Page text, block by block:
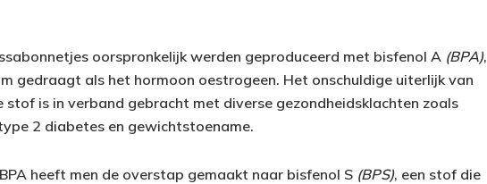
oorspronkelijk werden geproduceerd met bisfenol A (BPA),
gedraagt als het hormoon oestrogeen. Het onschuldige uiterlijk van
stof is in verband gebracht met diverse gezondheidsklachten zoals
2 diabetes en gewichtstoename.
heeft men de overstap gemaakt naar bisfenol S (BPS), een stof die